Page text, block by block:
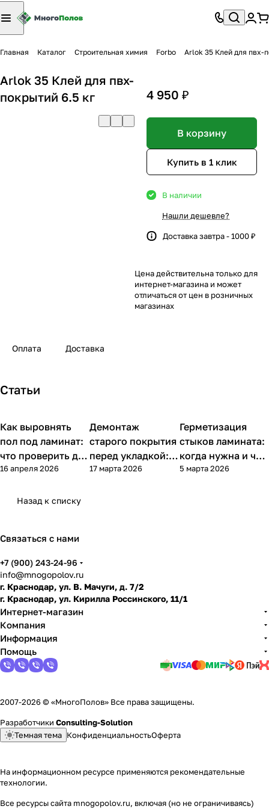
Главная Каталог Строительная химия Forbo Arlok 35 Клей для пвх-
Arlok 35 Клей для пвх-
покрытий 6.5 кг
4 950 ₽
В корзину
Купить в 1 клик
В наличии
Нашли дешевле?
Доставка завтра - 1000 ₽
Цена действительна только для
интернет-магазина и может
отличаться от цен в розничных
магазинах
Оплата Доставка
Статьи
Напольные
покрытия
Как выровнять
пол под ламинат:
что проверить до
укладки
16 апреля 2026
Напольные
покрытия
Демонтаж
старого покрытия
перед укладкой:
как снять
17 марта 2026
Напольные
покрытия
Герметизация
стыков ламината:
когда нужна и чем
делать
5 марта 2026
Назад к списку
Связаться с нами
+7 (900) 243-24-96
info@mnogopolov.ru
г. Краснодар, ул. В. Мачуги, д. 7/2
г. Краснодар, ул. Кирилла Россинского, 11/1
Интернет-магазин
Компания
Информация
Помощь
2007-2026 © «МногоПолов» Все права защищены.
Разработчики Consulting-Solution
Темная тема КонфиденциальностьОферта
На информационном ресурсе применяются рекомендательные
технологии.
Все ресурсы сайта mnogopolov.ru, включая (но не ограничиваясь)